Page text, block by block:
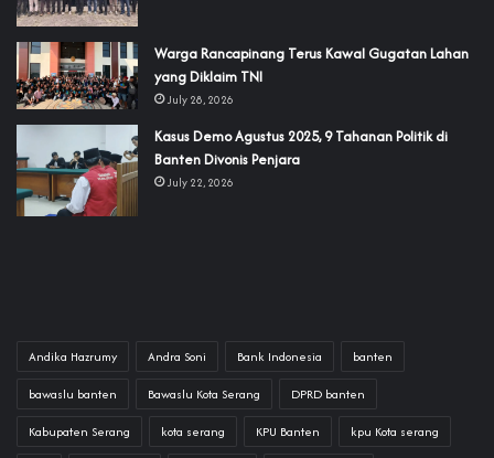
‎Warga Rancapinang Terus Kawal Gugatan Lahan
yang Diklaim TNI‎‎
July 28, 2026
‎Kasus Demo Agustus 2025, 9 Tahanan Politik di
Banten Divonis Penjara
July 22, 2026
Andika Hazrumy Andra Soni Bank Indonesia banten
bawaslu banten Bawaslu Kota Serang DPRD banten
Kabupaten Serang kota serang KPU Banten kpu Kota serang